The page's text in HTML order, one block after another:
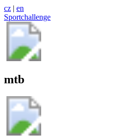
cz | en
Sportchallenge
mtb